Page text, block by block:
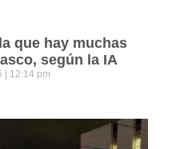
que hay muchas
según la IA
12:14 pm